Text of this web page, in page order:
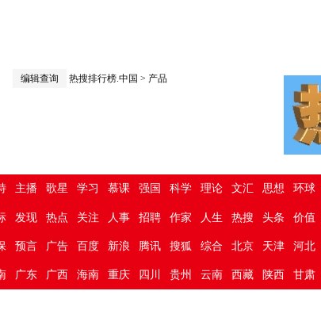
编辑查询 热搜排行榜.中国 > 产品
主播 歌星 学习 慕课 强国 科学 理论 文汇 思想 环球
发现 热点 关注 人事 招聘 作家 人生 热搜 头条 价值
预言 广告 百度 新浪 腾讯 搜狐 综合 北京 天津 河北
广东 广西 海南 重庆 四川 贵州 云南 西藏 陕西 甘肃